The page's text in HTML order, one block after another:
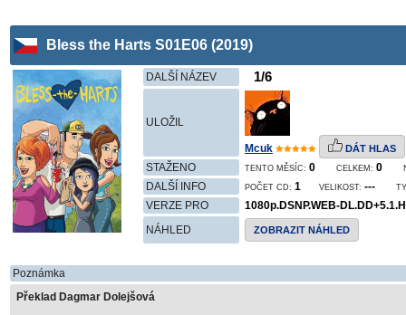
Bless the Harts S01E06 (2019)
DALŠÍ NÁZEV 1/6
ULOŽIL
Mcuk DÁT HLAS
STAŽENO TENTO MĚSÍC: 0 CELKEM: 0
DALŠÍ INFO POČET CD: 1 VELIKOST: ---
VERZE PRO
1080p.DSNP.WEB-
NÁHLED
ZOBRAZIT NÁHLED
Poznámka
Překlad Dagmar Dolejšová